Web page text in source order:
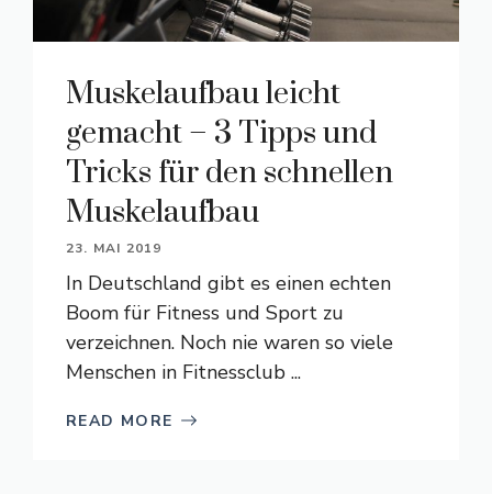
Muskelaufbau leicht
gemacht – 3 Tipps und
Tricks für den schnellen
Muskelaufbau
23. MAI 2019
In Deutschland gibt es einen echten
Boom für Fitness und Sport zu
verzeichnen. Noch nie waren so viele
Menschen in Fitnessclub ...
READ MORE